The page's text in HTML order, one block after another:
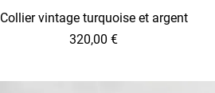
Collier vintage turquoise et argent
320,00€